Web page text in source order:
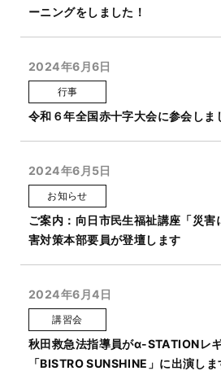
ーニングをしました！
2024年6月6日
行事
令和６年全国赤十字大会に参会しま
2024年6月5日
お知らせ
ご案内：向日市民生福祉講座「災害
害対策本部要員が登壇します
2024年6月4日
講習会
秋田救急法指導員がα-STATIONレ
「BISTRO SUNSHINE」に出演しま